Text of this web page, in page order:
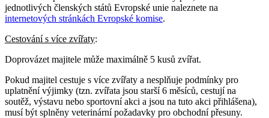
jednotlivých členských států Evropské unie naleznete na
internetových stránkách Evropské komise.
Cestování s více zvířaty:
Doprovázet majitele může maximálně 5 kusů zvířat.
Pokud majitel cestuje s více zvířaty a nesplňuje podmínky pro
uplatnění výjimky (tzn. zvířata jsou starší 6 měsíců, cestují na
soutěž, výstavu nebo sportovní akci a jsou na tuto akci přihlášena),
musí být splněny veterinární požadavky pro obchodní přesuny.